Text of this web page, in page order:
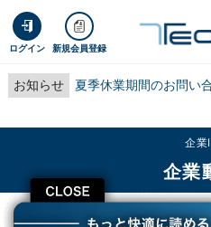
ログイン 新規会員登録
お知らせ 夏季休業期間のお問い
企業
企業